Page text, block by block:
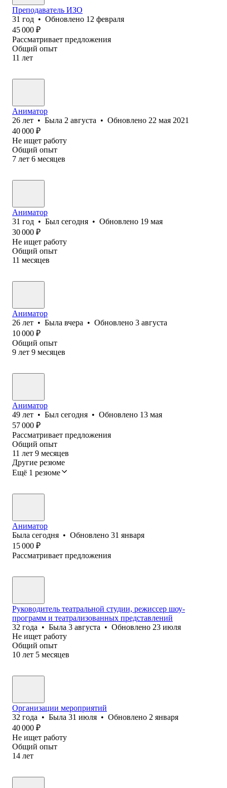
Преподаватель ИЗО
31 год • Обновлено 12 февраля
45 000 ₽
Рассматривает предложения
Общий опыт
11 лет
Аниматор
26 лет • Была 2 августа • Обновлено 22 мая 2021
40 000 ₽
Не ищет работу
Общий опыт
7 лет 6 месяцев
Аниматор
31 год • Был сегодня • Обновлено 19 мая
30 000 ₽
Не ищет работу
Общий опыт
11 месяцев
Аниматор
26 лет • Была вчера • Обновлено 3 августа
10 000 ₽
Общий опыт
9 лет 9 месяцев
Аниматор
49 лет • Был сегодня • Обновлено 13 мая
57 000 ₽
Рассматривает предложения
Общий опыт
11 лет 9 месяцев
Другие резюме
Ещё 1 резюме
Аниматор
Была сегодня • Обновлено 31 января
15 000 ₽
Рассматривает предложения
Руководитель театральной студии, режиссер шоу-
программ и театрализованных представлений
32 года • Была 3 августа • Обновлено 23 июля
Не ищет работу
Общий опыт
10 лет 5 месяцев
Организации мероприятий
32 года • Была 31 июля • Обновлено 2 января
40 000 ₽
Не ищет работу
Общий опыт
14 лет